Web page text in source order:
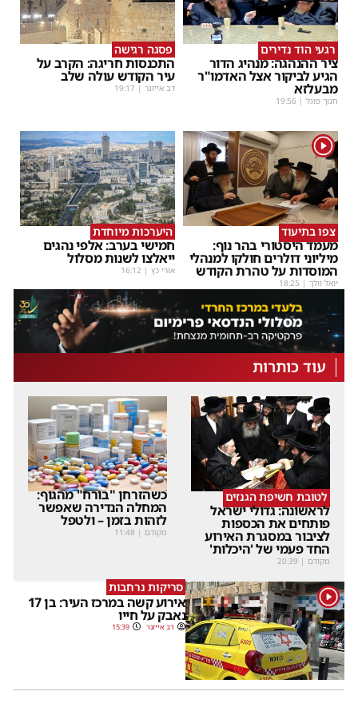
רגעי הוד נדירים
ציר ההנהגה: מנהיג הדור
הגיע לביקור אצל האדמו"ר
מבעלזא
חנוך פוגל |
19:56
פסגה רגישה
התכנסות חריגה: הקרב על
עיר הקודש עולה שלב
דב אייזנר |
19:17
1
צפו בתיעוד
מעמד היסטורי בהר נוף:
מיליוני דולרים חולקו למנהלי
המוסדות על טהרת הקודש
יואל וולך |
18:25
היערכות מיוחדת
חמישי בערב: אלפי נהגים
ייאלצו לשנות מסלול
אורי כץ |
16:12
עוד כותרות
לטובת חשיפת הגנזים
לראשונה: גדולי ישראל
פותחים את הכספות
לציבור במסגרת האירוע
החד פעמי של 'היכלות'
מקודם |
20:39
כשהזרחן "בורח" מהגוף:
המחלה הנדירה שאפשר
לזהות בזמן – ולטפל
מקודם |
11:48
1 סריקות נרחבות
אירוע קשה במרכז העיר: בן 17
נאבק על חייו
דב אייזנר 15:39